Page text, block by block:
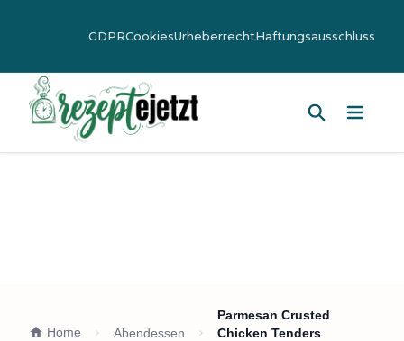
GDPRCookiesUrheberrechtHaftungsausschluss
Home Abendessen
Parmesan Crusted
Chicken Tenders